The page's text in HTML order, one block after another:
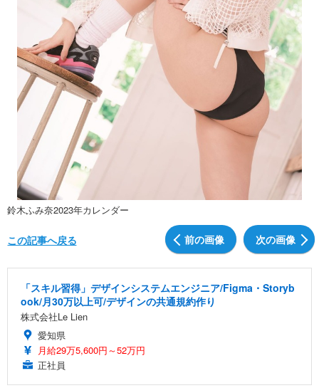
鈴木ふみ奈2023年カレンダー
前の画像 次の画像
この記事へ戻る
「スキル習得」デザインシステムエンジニア/Figma・Storyb
ook/月30万以上可/デザインの共通規約作り
株式会社Le Lien
愛知県
月給29万5,600円～52万円
正社員